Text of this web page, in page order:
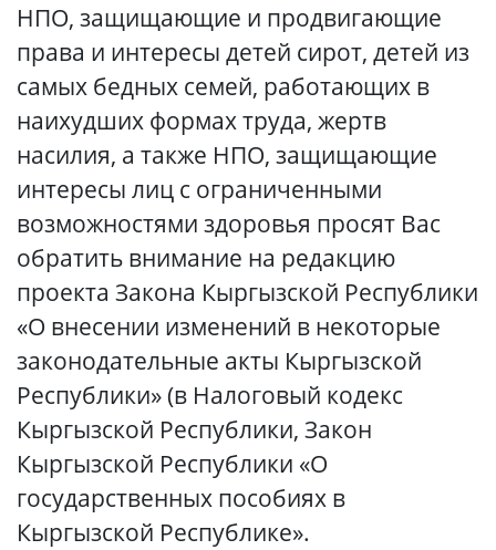
НПО, защищающие и продвигающие
права и интересы детей сирот, детей из
самых бедных семей, работающих в
наихудших формах труда, жертв
насилия, а также НПО, защищающие
интересы лиц с ограниченными
возможностями здоровья просят Вас
обратить внимание на редакцию
проекта Закона Кыргызской Республики
«О внесении изменений в некоторые
законодательные акты Кыргызской
Республики» (в Налоговый кодекс
Кыргызской Республики, Закон
Кыргызской Республики «О
государственных пособиях в
Кыргызской Республике».